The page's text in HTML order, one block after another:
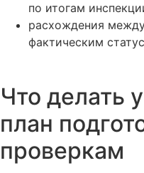
по итогам
расхождения
фактическим
Что делать
план
проверкам